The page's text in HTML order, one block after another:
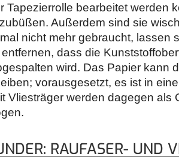
Tapezierrolle bearbeitet werden
Außerdem sind sie
nicht mehr gebraucht, lassen
dass die
wird. Das Papier kann
vorausgesetzt, es ist in
Vliesträger werden dagegen als
RAUFASER- UND